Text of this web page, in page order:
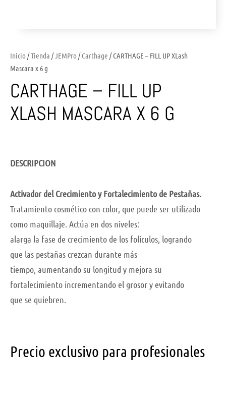
Inicio /Tienda /JEMPro /Carthage / CARTHAGE – FILL UP XLash
Mascara x 6 g
CARTHAGE – FILL UP
XLASH MASCARA X 6 G
DESCRIPCION
Activador del Crecimiento y Fortalecimiento de Pestañas.
Tratamiento cosmético con color, que puede ser utilizado
como maquillaje. Actúa en dos niveles:
alarga la fase de crecimiento de los folículos, logrando
que las pestañas crezcan durante más
tiempo, aumentando su longitud y mejora su
fortalecimiento incrementando el grosor y evitando
que se quiebren.
Precio exclusivo para profesionales